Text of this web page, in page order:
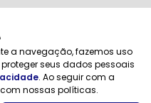
é a vida.
a navegação, fazemos uso
seus dados pessoais
. Ao seguir com a
nossas políticas.